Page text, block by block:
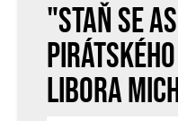
"Staň se
Libora